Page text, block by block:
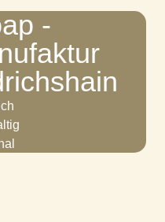
-